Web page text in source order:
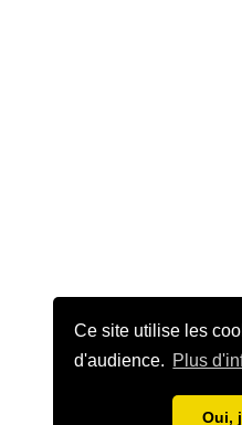
Ce site utilise les
d'audience. Plus
Oui,